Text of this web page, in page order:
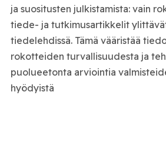
ja suositusten julkistamista: vain
tiede- ja tutkimusartikkelit
tiedelehdissä. Tämä vääristää
rokotteiden turvallisuudesta ja
puolueetonta arviointia
hyödyistä